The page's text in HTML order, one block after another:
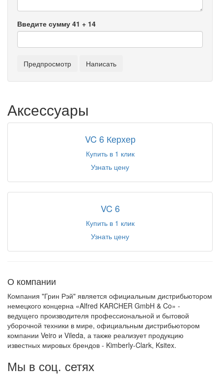
Введите сумму 41 + 14
Аксессуары
VC 6 Керхер
Купить в 1 клик
Узнать цену
VC 6
Купить в 1 клик
Узнать цену
О компании
Компания "Грин Рэй" является официальным дистрибьютором
немецкого концерна «Alfred KARCHER GmbH & Co» -
ведущего производителя профессиональной и бытовой
уборочной техники в мире, официальным дистрибьютором
компании Veiro и Vileda, а также реализует продукцию
известных мировых брендов - Kimberly-Clark, Ksitex.
Мы в соц. сетях